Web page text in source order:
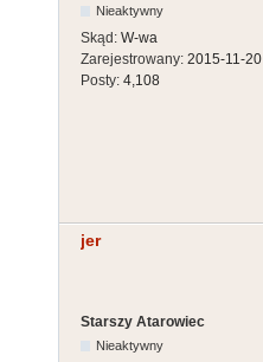
Nieaktywny
Skąd: W-wa
Zarejestrowany: 2015-11-20
Posty: 4,108
jer
Starszy Atarowiec
Nieaktywny